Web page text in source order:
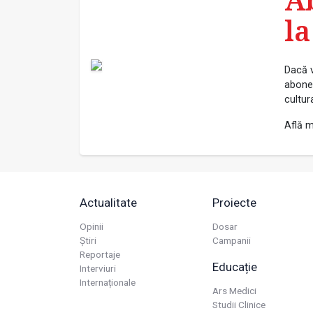
Dacă
Află
Actualitate
Opinii
Știri
Reportaje
Interviuri
Internaționale
Proiecte
Dosar
Campanii
Educație
Ars Medici
Studii Clinice